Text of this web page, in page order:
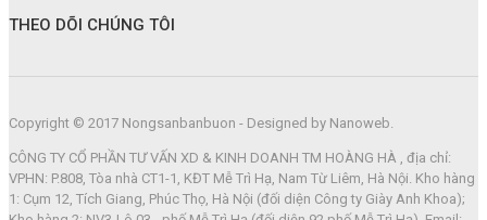
THEO DÕI CHÚNG TÔI
Copyright © 2017 Nongsanbanbuon - Designed by Nanoweb.
CÔNG TY CỔ PHẦN TƯ VẤN XD & KINH DOANH TM HOÀNG HÀ , địa chỉ:
VPHN: P.808, Tòa nhà CT1-1, KĐT Mễ Trì Hạ, Nam Từ Liêm, Hà Nội. Kho hàng
1: Cụm 12, Tích Giang, Phúc Thọ, Hà Nội (đối diện Công ty Giày Anh Khoa);